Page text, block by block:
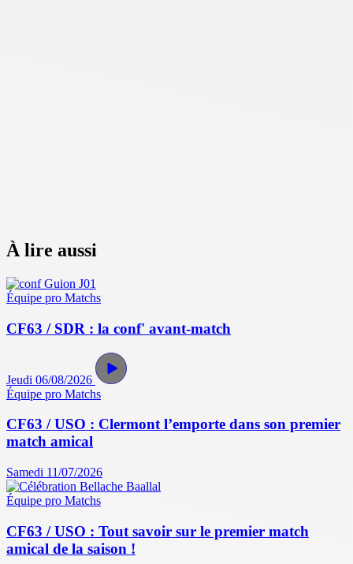
À lire aussi
Équipe pro Matchs
CF63 / SDR : la conf' avant-match
Jeudi 06/08/2026
Équipe pro Matchs
CF63 / USO : Clermont l’emporte dans son premier
match amical
Samedi 11/07/2026
Équipe pro Matchs
CF63 / USO : Tout savoir sur le premier match
amical de la saison !